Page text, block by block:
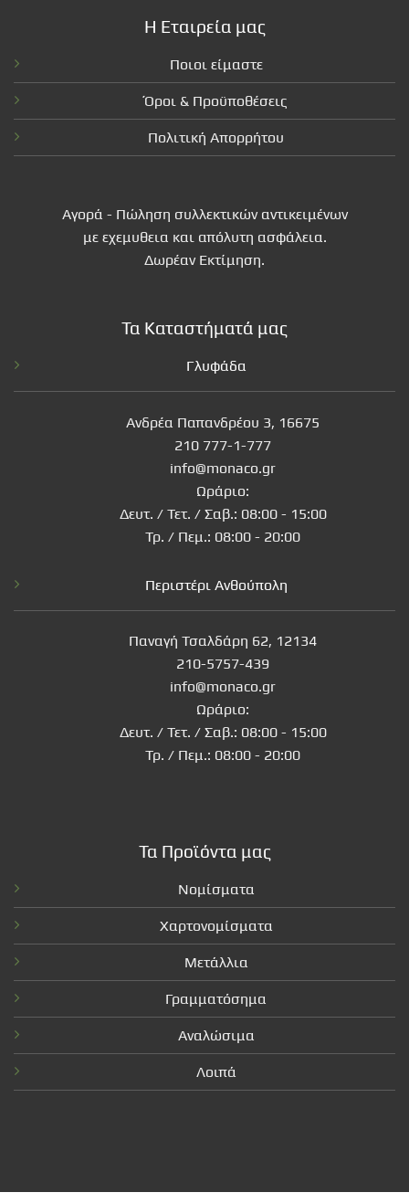
Η Εταιρεία μας
Ποιοι είμαστε
Όροι & Προϋποθέσεις
Πολιτική Απορρήτου
Αγορά - Πώληση συλλεκτικών αντικειμένων
με εχεμυθεια και απόλυτη ασφάλεια.
Δωρέαν Εκτίμηση.
Τα Καταστήματά μας
Γλυφάδα
Ανδρέα Παπανδρέου 3, 16675
210 777-1-777
info@monaco.gr
Ωράριο:
Δευτ. / Τετ. / Σαβ.: 08:00 - 15:00
Τρ. / Πεμ.: 08:00 - 20:00
Περιστέρι Ανθούπολη
Παναγή Τσαλδάρη 62, 12134
210-5757-439
info@monaco.gr
Ωράριο:
Δευτ. / Τετ. / Σαβ.: 08:00 - 15:00
Τρ. / Πεμ.: 08:00 - 20:00
Τα Προϊόντα μας
Νομίσματα
Χαρτονομίσματα
Μετάλλια
Γραμματόσημα
Αναλώσιμα
Λοιπά